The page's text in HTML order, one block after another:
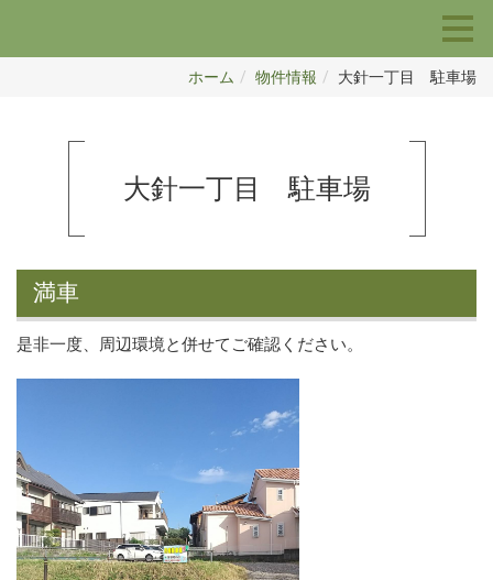
ホーム 物件情報 大針一丁目 駐車場
大針一丁目 駐車場
満車
是非一度、周辺環境と併せてご確認ください。